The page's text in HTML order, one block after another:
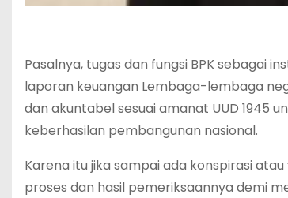
Pasalnya, tugas dan fungsi BPK sebagai
laporan keuangan Lembaga-lembaga
dan akuntabel sesuai amanat UUD 1945
keberhasilan pembangunan nasional.
Karena itu jika sampai ada konspirasi
proses dan hasil pemeriksaannya demi